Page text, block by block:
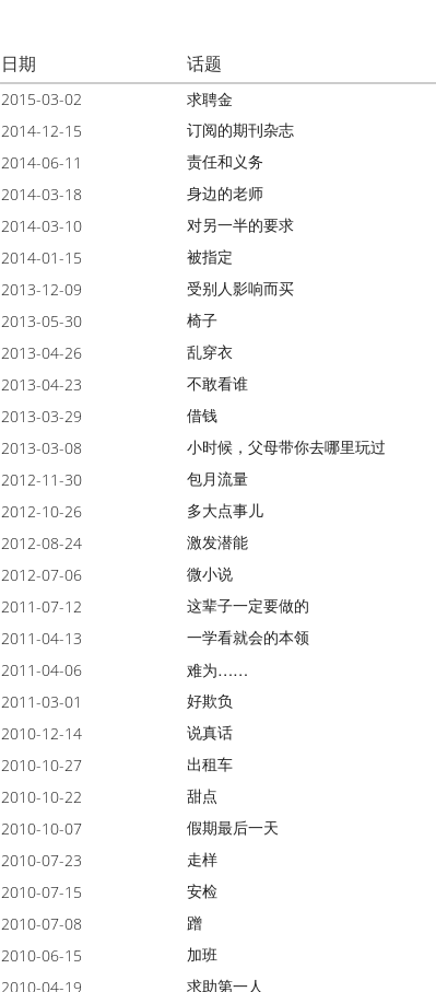
日期 话题
2015-03-02 求聘金
2014-12-15
订阅的期刊杂志
2014-06-11
责任和义务
2014-03-18
身边的老师
2014-03-10
对另一半的要求
2014-01-15
被指定
2013-12-09
受别人影响而买
2013-05-30
椅子
2013-04-26
乱穿衣
2013-04-23
不敢看谁
2013-03-29
借钱
2013-03-08
小时候，父母带你去哪里玩过
2012-11-30
包月流量
2012-10-26
多大点事儿
2012-08-24
激发潜能
2012-07-06
微小说
2011-07-12
这辈子一定要做的
2011-04-13
一学看就会的本领
2011-04-06
难为……
2011-03-01
好欺负
2010-12-14
说真话
2010-10-27
出租车
2010-10-22
甜点
2010-10-07
假期最后一天
2010-07-23
走样
2010-07-15
安检
2010-07-08
蹭
2010-06-15
加班
2010-04-19
求助第一人